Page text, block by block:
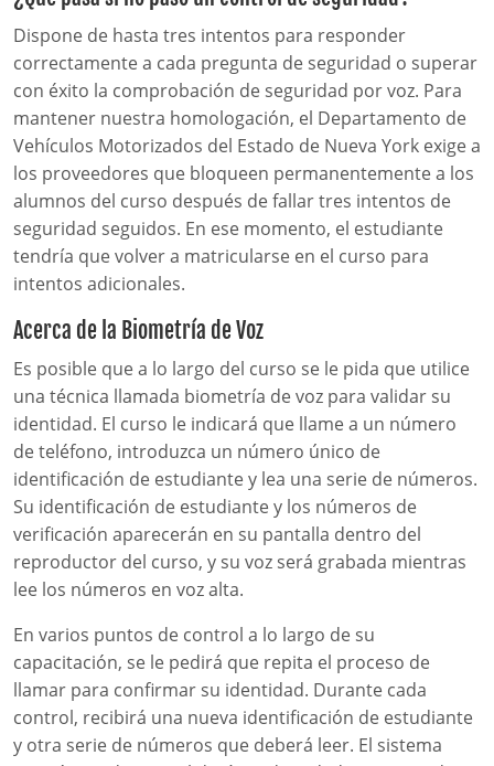
Dispone de hasta tres intentos para responder
correctamente a cada pregunta de seguridad o superar
con éxito la comprobación de seguridad por voz. Para
mantener nuestra homologación, el Departamento de
Vehículos Motorizados del Estado de Nueva York exige a
los proveedores que bloqueen permanentemente a los
alumnos del curso después de fallar tres intentos de
seguridad seguidos. En ese momento, el estudiante
tendría que volver a matricularse en el curso para
intentos adicionales.
Acerca de la Biometría de Voz
Es posible que a lo largo del curso se le pida que utilice
una técnica llamada biometría de voz para validar su
identidad. El curso le indicará que llame a un número
de teléfono, introduzca un número único de
identificación de estudiante y lea una serie de números.
Su identificación de estudiante y los números de
verificación aparecerán en su pantalla dentro del
reproductor del curso, y su voz será grabada mientras
lee los números en voz alta.
En varios puntos de control a lo largo de su
capacitación, se le pedirá que repita el proceso de
llamar para confirmar su identidad. Durante cada
control, recibirá una nueva identificación de estudiante
y otra serie de números que deberá leer. El sistema